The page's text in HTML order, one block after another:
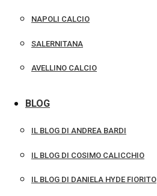
NAPOLI CALCIO
SALERNITANA
AVELLINO CALCIO
BLOG
IL BLOG DI ANDREA BARDI
IL BLOG DI COSIMO CALICCHIO
IL BLOG DI DANIELA HYDE FIORITO